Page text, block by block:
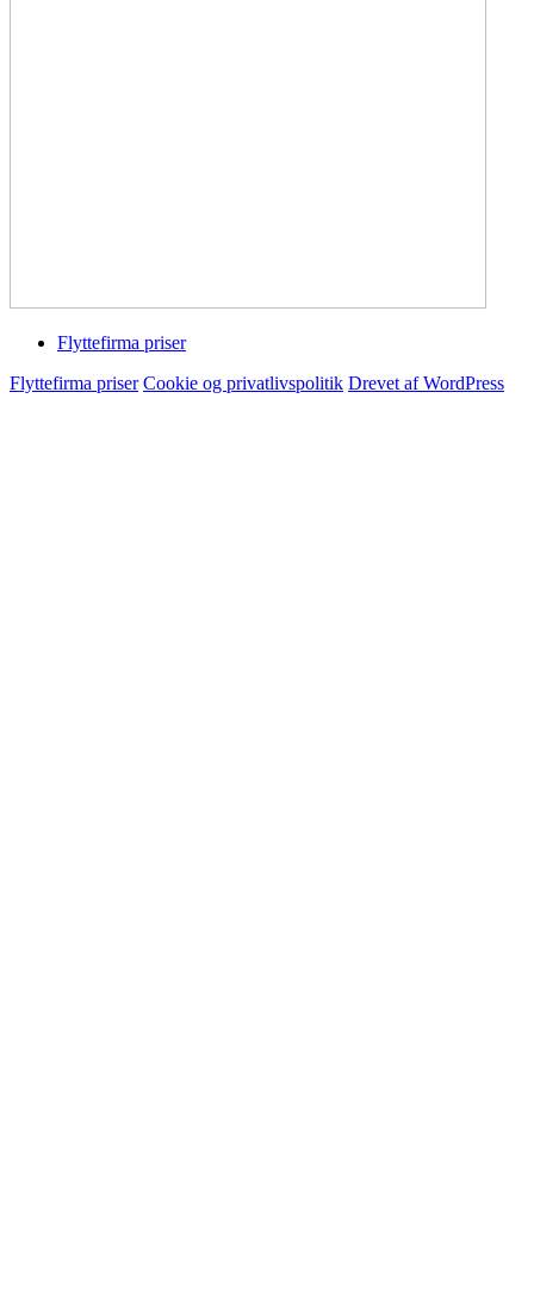
Flyttefirma priser
Flyttefirma priser Cookie og privatlivspolitik Drevet af WordPress